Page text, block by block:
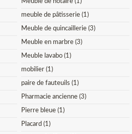
Meuble de notaire (1)
meuble de pâtisserie (1)
Meuble de quincaillerie (3)
Meuble en marbre (3)
Meuble lavabo (1)
mobilier (1)
paire de fauteuils (1)
Pharmacie ancienne (3)
Pierre bleue (1)
Placard (1)